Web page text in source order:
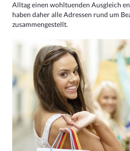
Alltag einen wohltuenden Ausgleich
haben daher alle Adressen rund um
zusammengestellt.